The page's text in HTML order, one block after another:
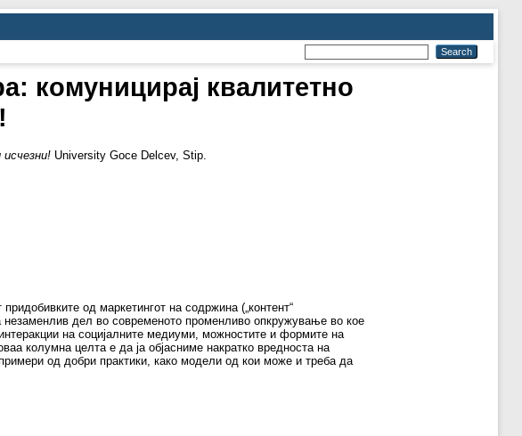
комуницирај квалитетно
University Goce Delcev, Stip.
од маркетингот на содржина („контент“
незаменлив дел во современото променливо опкружување во кое
на социјалните медиуми, можностите и формите на
колумна целта е да ја објасниме накратко вредноста на
од добри практики, како модели од кои може и треба да